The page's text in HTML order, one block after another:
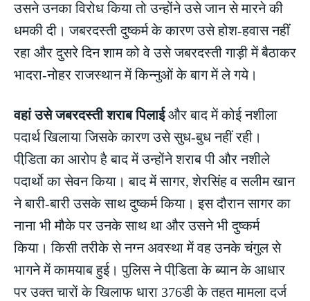
उसने उनका विरोध किया तो उन्होंने उसे जान से मारने की
धमकी दी। जबरदस्ती दुष्कर्म के कारण उसे होश-हवास नहीं
रहा और दुसरे दिन शाम को वे उसे जबरदस्ती गाड़ी में बैठाकर
भादरा-नोहर राजस्थान में किन्नुओं के बाग में ले गये।
वहां उसे जबरदस्ती शराब पिलाईऔर बाद में कोई नशीला
पदार्थ खिलाया जिसके कारण उसे सुध-बुध नहीं रही।
पीडि़ता का आरोप है बाद में उन्होंने शराब पी और नशीले
पदार्थो का सेवन किया। बाद में सागर, शेरसिंह व सलीम खान
ने बारी-बारी उसके साथ दुष्कर्म किया। इस दौरान सागर का
नाना भी मौके पर उनके साथ था और उसने भी दुष्कर्म
किया। किसी तरीके से नग्न अवस्था में वह उनके चंगुल से
भागने में कामयाब हुई। पुलिस ने पीडि़ता के ब्यान के आधार
पर उक्त चारों के खिलाफ धारा 376डी के तहत मामला दर्ज